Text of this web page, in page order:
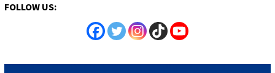
FOLLOW US: